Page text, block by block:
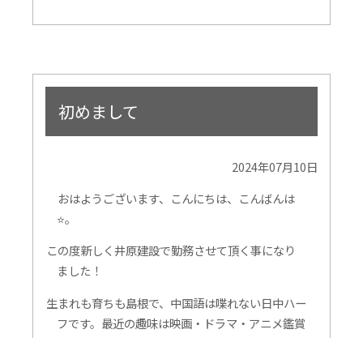
初めまして
2024年07月10日
おはようございます、こんにちは、こんばんは
⭐。
この度新しく井原建設で勤務させて頂く事になり
ました！
生まれも育ちも島根で、中国語は喋れない日中ハー
フです。最近の趣味は映画・ドラマ・アニメ鑑賞